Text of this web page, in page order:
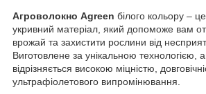
Агроволокно Agreen білого кольору –
укривний матеріал, який допоможе вам
врожай та захистити рослини від
Виготовлене за унікальною технологією,
відрізняється високою міцністю,
ультрафіолетового випромінювання.